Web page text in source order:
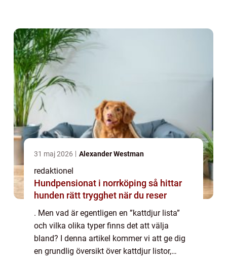
31 maj 2026 Alexander Westman
redaktionel
Hundpensionat i norrköping så hittar
hunden rätt trygghet när du reser
. Men vad är egentligen en ”kattdjur lista”
och vilka olika typer finns det att välja
bland? I denna artikel kommer vi att ge dig
en grundlig översikt över kattdjur listor,